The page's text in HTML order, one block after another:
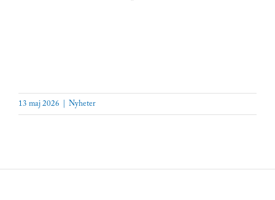
13 maj 2026 Nyheter